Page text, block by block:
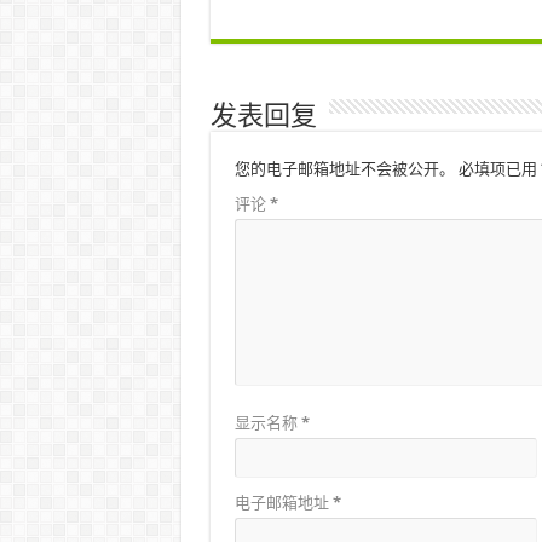
发表回复
您的电子邮箱地址不会被公开。 必填项已用
评论 *
显示名称 *
电子邮箱地址 *